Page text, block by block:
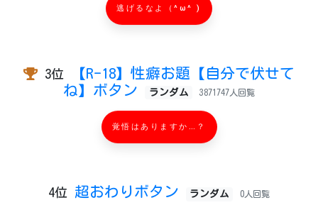
逃げるなよ（^ω^ )
3位
【R-18】性癖お題【自分で伏せて
ね】ボタン
ランダム 3871747人回覧
覚悟はありますか…？
4位 超おわりボタン ランダム 0人回覧